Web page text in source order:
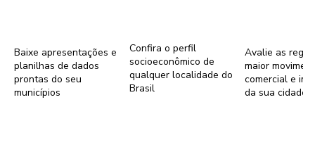
Baixe apresentações e
planilhas de dados
prontas do seu
municípios
Confira o perfil
socioeconômico de
qualquer localidade do
Brasil
Avalie as
maior
comercial e
da sua cidade